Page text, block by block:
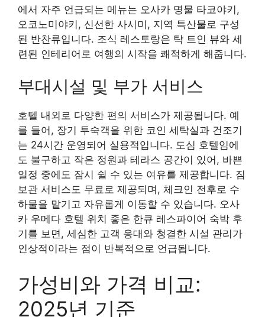
에서 자주 언급되는 메뉴는 오사카 명물 타코야키,
오코노미야키, 신선한 사시미, 지역 특산물로 구성
된 반찬류입니다. 조식 레스토랑은 탁 트인 뷰와 세
련된 인테리어로 여행의 시작을 쾌적하게 해줍니다.
부대시설 및 부가 서비스
호텔 내외로 다양한 편의 서비스가 제공됩니다. 예
를 들어, 장기 투숙객을 위한 코인 세탁실과 건조기
는 24시간 운영되어 실용적입니다. 도심 호텔임에
도 불구하고 작은 정원과 테라스 공간이 있어, 바쁜
일정 중에도 잠시 쉴 수 있는 여유를 제공합니다. 짐
보관 서비스도 무료로 제공되며, 체크인 전후로 수
하물을 맡기고 자유롭게 이동할 수 있습니다. 오사
카 우메다 호텔 위치 좋은 한큐 레스파이어 숙박 후
기를 보면, 세심한 고객 응대와 청결한 시설 관리가
인상적이라는 점이 반복적으로 언급됩니다.
가성비와 가격 비교:
2025년 기준